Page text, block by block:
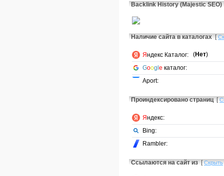
Backlink History (Majestic SEO)
Наличие сайта в каталогах [
Яндекс Каталог: (Нет)
Google каталог:
Aport:
Проиндексировано страниц [
Яндекс:
Bing:
Rambler:
Ссылаются на сайт из [Скрыть